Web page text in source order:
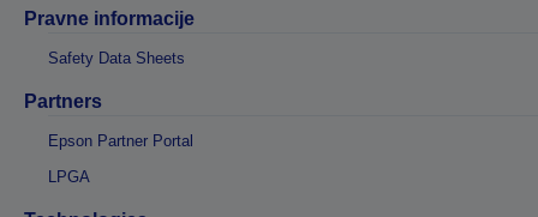
Pravne informacije
Safety Data Sheets
Partners
Epson Partner Portal
LPGA